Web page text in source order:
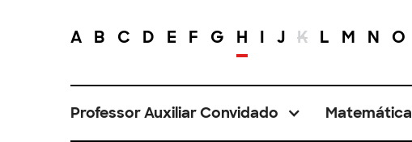
A B C D E F G H I J K L M N O
Professor Auxiliar Convidado Matemática